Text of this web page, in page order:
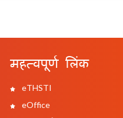
महत्वपूर्ण लिंक
eTHSTI
eOffice